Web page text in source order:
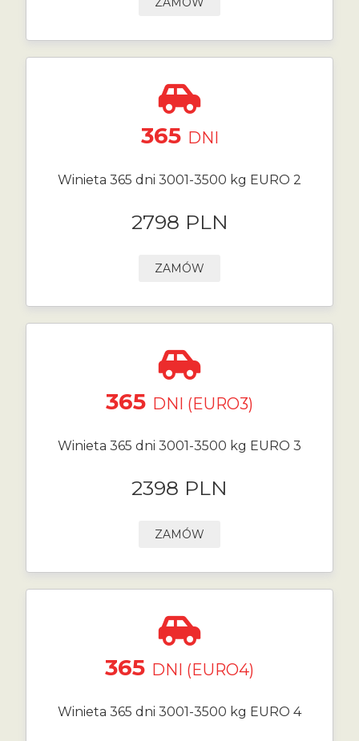
365 DNI
Winieta 365 dni 3001-3500 kg EURO 2
2798 PLN
ZAMÓW
365 DNI (EURO3)
Winieta 365 dni 3001-3500 kg EURO 3
2398 PLN
ZAMÓW
365 DNI (EURO4)
Winieta 365 dni 3001-3500 kg EURO 4